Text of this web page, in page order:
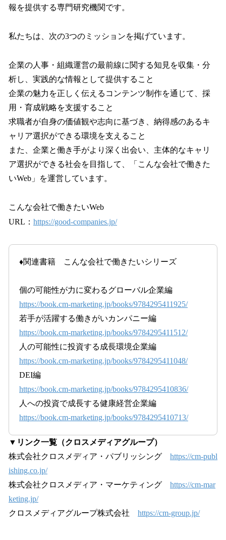
報を提供する専門研究機関です。
私たちは、次の3つのミッションを掲げています。
企業の人事・組織運営の最前線に関する知見を収集・分
析し、実践的な情報として提供すること
企業の魅力を正しく伝えるコンテンツ制作を通じて、採
用・育成戦略を支援すること
求職者が自身の価値観や志向に基づき、納得感のあるキ
ャリア選択ができる環境を支えること
また、企業と働き手がより深く出会い、主体的なキャリ
ア選択ができる社会を目指して、「こんな会社で働きた
いWeb」を運営しています。
こんな会社で働きたいWeb
URL： https://good-companies.jp/
♦︎関連書籍 こんな会社で働きたいシリーズ
個の可能性が力に変わるグローバル企業編
https://book.cm-marketing.jp/books/9784295411925/
若手が活躍する働きがいカンパニー編
https://book.cm-marketing.jp/books/9784295411512/
人の可能性に投資する成長環境企業編
https://book.cm-marketing.jp/books/9784295411048/
DEI編
https://book.cm-marketing.jp/books/9784295410836/
人への投資で成長する健康経営企業編
https://book.cm-marketing.jp/books/9784295410713/
▼リンク一覧（クロスメディアグループ）
株式会社クロスメディア・パブリッシング https://cm-publ
ishing.co.jp/
株式会社クロスメディア・マーケティング https://cm-mar
keting.jp/
クロスメディアグループ株式会社 https://cm-group.jp/